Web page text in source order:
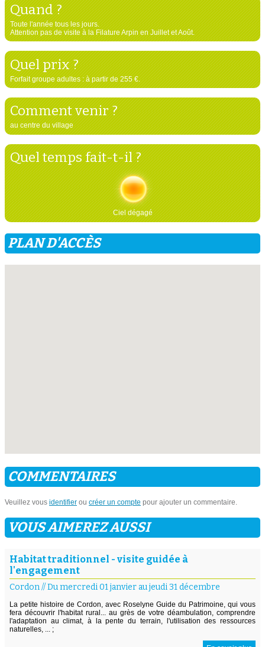
Quand ?
Toute l'année tous les jours.
Attention pas de visite à la Filature Arpin en Juillet et Août.
Quel prix ?
Forfait groupe adultes : à partir de 255 €.
Comment venir ?
au centre du village
Quel temps fait-t-il ?
Ciel dégagé
PLAN D'ACCÈS
COMMENTAIRES
Veuillez vous identifier ou créer un compte pour ajouter un commentaire.
VOUS AIMEREZ AUSSI
Habitat traditionnel - visite guidée à
l'engagement
Cordon//Du mercredi 01 janvier au jeudi 31 décembre
La petite histoire de Cordon, avec Roselyne Guide du Patrimoine, qui vous
fera découvrir l'habitat rural... au grès de votre déambulation, comprendre
l'adaptation au climat, à la pente du terrain, l'utilisation des ressources
naturelles, ... ;